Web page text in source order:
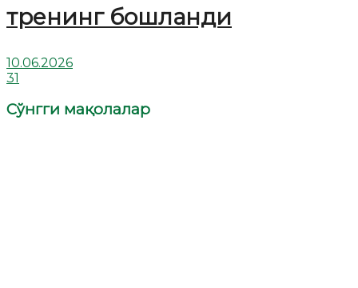
тренинг бошланди
10.06.2026
31
Сўнгги мақолалар